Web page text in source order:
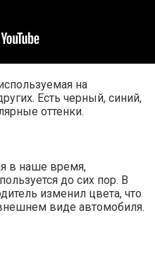
на
Есть черный, синий,
оттенки.
в наше время,
до сих пор. В
изменил цвета, что
виде автомобиля.